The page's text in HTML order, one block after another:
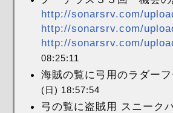
http://sonarsrv.com/
http://sonarsrv.com/
http://sonarsrv.com/
08:25:11
海賊の覧に弓用のラダー
(日) 18:57:54
弓の覧に盗賊用 スニー